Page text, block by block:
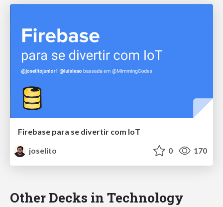
Firebase para se divertir com IoT
joselito
0 170
Other Decks in Technology